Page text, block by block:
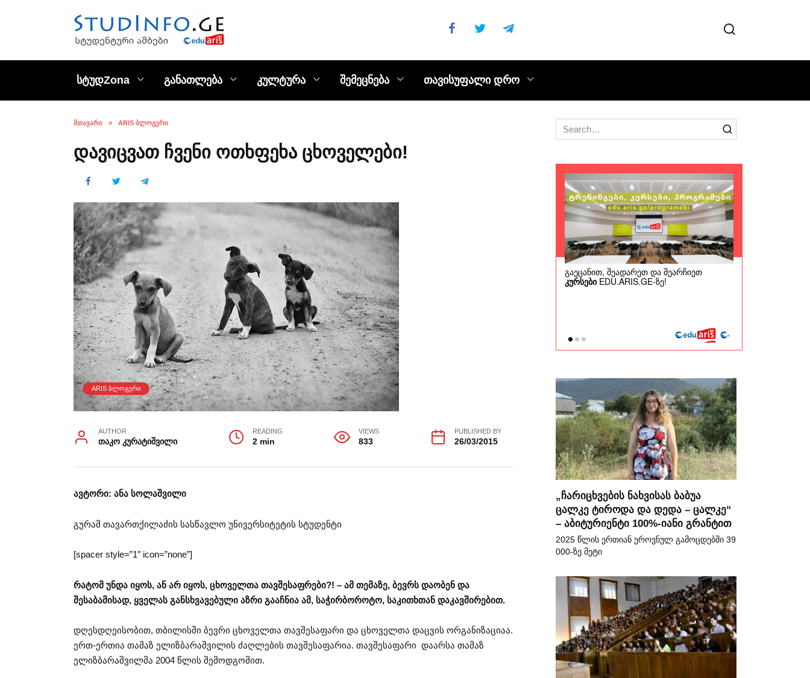
სტუდZona განათლება კულტურა შემეცნება თავისუფალი დრო
ᲛᲗᲐᲕᲐᲠᲘ » ARIS ᲑᲚᲝᲒᲔᲠᲘ
დავიცვათ ჩვენი ოთხფეხა ცხოველები!
ARIS ᲑᲚᲝᲒᲔᲠᲘ
AUTHOR
თაკო კურატიშვილი
READING
2 min
VIEWS
833
PUBLISHED BY
26/03/2015
ავტორი: ანა სოლაშვილი
გურამ თავართქილაძის სასწავლო უნივერსიტეტის სტუდენტი
[spacer style=”1″ icon=”none”]
რატომ უნდა იყოს, ან არ იყოს, ცხოველთა თავშესაფრები?! – ამ თემაზე, ბევრს დაობენ და
შესაბამისად, ყველას განსხვავებული აზრი გააჩნია ამ, საჭირბოროტო, საკითხთან დაკავშირებით.
დღესდღეისობით, თბილისში ბევრი ცხოველთა თავშესაფარი და ცხოველთა დაცვის ორგანიზაციაა.
ერთ-ერთია თამაზ ელიზბარაშვილის ძაღლების თავშესაფარია. თავშესაფარი დაარსა თამაზ
ელიზბარაშვილმა 2004 წლის შემოდგომით.
Search
for:
„ჩარიცხვების ნახვისას ბაბუა
ცალკე ტიროდა და დედა – ცალკე“
– აბიტურიენტი 100%-იანი გრანტით
2025 წლის ერთიან ეროვნულ გამოცდებში 39
000-ზე მეტი